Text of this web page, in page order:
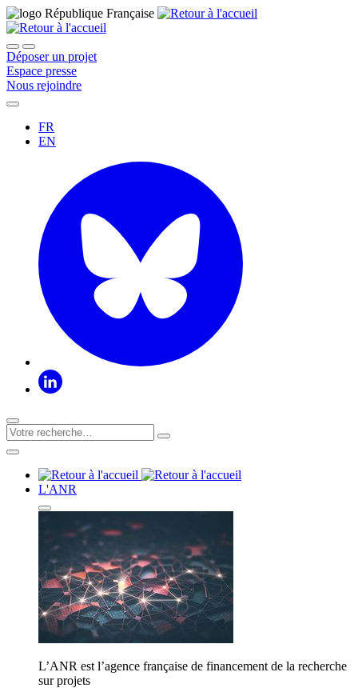
Déposer un projet
Espace presse
Nous rejoindre
FR
EN
L'ANR
L’ANR est l’agence française de financement de la recherche
sur projets